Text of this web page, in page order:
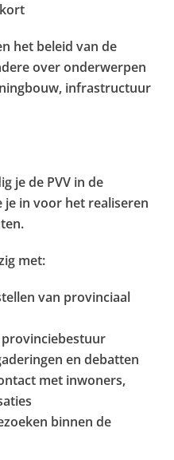
het beleid van de
over onderwerpen
infrastructuur
je de PVV in de
je in voor het realiseren
met:
van provinciaal
en debatten
met inwoners,
binnen de